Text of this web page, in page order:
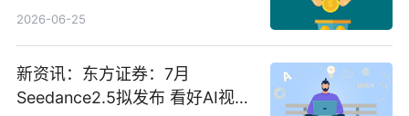
筹约1007万港元 独家焦点
2026-06-25
新资讯：东方证券：7月
Seedance2.5拟发布 看好AI视频